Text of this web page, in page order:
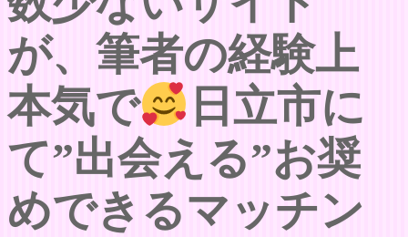
が、筆者の経験上
本気で
日立市に
て”出会える”お奨
めできるマッチン